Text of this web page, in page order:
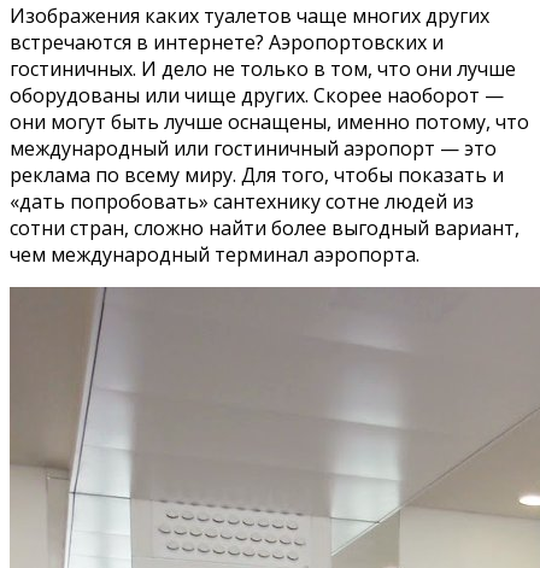
Изображения каких туалетов чаще многих других
встречаются в интернете? Аэропортовских и
гостиничных. И дело не только в том, что они лучше
оборудованы или чище других. Скорее наоборот —
они могут быть лучше оснащены, именно потому, что
международный или гостиничный аэропорт — это
реклама по всему миру. Для того, чтобы показать и
«дать попробовать» сантехнику сотне людей из
сотни стран, сложно найти более выгодный вариант,
чем международный терминал аэропорта.